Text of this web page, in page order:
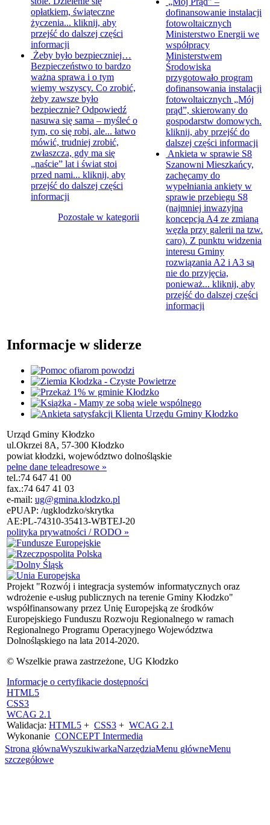
opłatkiem, świąteczne
życzenia... kliknij, aby
przejść do dalszej części
informacji
Żeby było bezpieczniej…
Bezpieczeństwo to bardzo
ważna sprawa i o tym
wiemy wszyscy. Co zrobić,
żeby zawsze było
bezpiecznie? Odpowiedź
nasuwa się sama – myśleć o
tym, co się robi, ale... łatwo
mówić, trudniej zrobić,
zwłaszcza, gdy ma się
„naście” lat i świat stoi
przed nami... kliknij, aby
przejść do dalszej części
informacji
Pozostałe w kategorii
dofinansowanie instalacji
fotowoltaicznych
Ministerstwo Energii we
współpracy
Ministerstwem
Środowiska
przygotowało program
dofinansowania instalacji
fotowoltaicznych „Mój
prąd”, skierowany do
gospodarstw domowych.
kliknij, aby przejść do
dalszej części informacji
Ankieta w sprawie S8
Szanowni Mieszkańcy,
zachęcamy do
wypełniania ankiety w
sprawie przebiegu S8
(najmniej inwazyjna
koncepcja A4 ze zmianą
węzła przy galerii na tzw.
caro). Z punktu widzenia
interesu Gminy
rozwiązania A2 i A3 są
nie do przyjęcia,
ponieważ... kliknij, aby
przejść do dalszej części
informacji
Informacje w sliderze
Urząd Gminy Kłodzko
ul.Okrzei 8A, 57-300 Kłodzko
powiat kłodzki, województwo dolnośląskie
pełne dane teleadresowe »
tel.:74 647 41 00
fax.:74 647 41 03
e-mail: ug@gmina.klodzko.pl
ePUAP: /ugklodzko/skrytka
AE:PL-74310-35413-WBTEJ-20
polityka prywatności / RODO »
Projekt "Rozwój i integracja systemów informatycznych oraz
wdrożenie e-usług publicznych na terenie Gminy Kłodzko"
współfinansowany przez Unię Europejską ze środków
Europejskiego Funduszu Rozwoju Regionalnego w ramach
Regionalnego Programu Operacyjnego Województwa
Dolnośląskiego na lata 2014-2020.
© Wszelkie prawa zastrzeżone, UG Kłodzko
Informacje o certyfikacie dostępności
HTML5
CSS3
WCAG 2.1
Walidacja: HTML5 + CSS3 + WCAG 2.1
Wykonanie CONCEPT Intermedia
Strona głównaWyszukiwarkaNarzędziaMenu główneMenu
szczegółowe